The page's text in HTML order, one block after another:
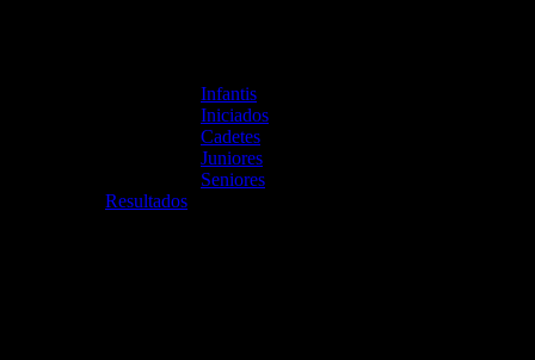
Infantis
Iniciados
Cadetes
Juniores
Seniores
Resultados